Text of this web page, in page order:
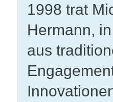
1998 trat
Hermann,
aus